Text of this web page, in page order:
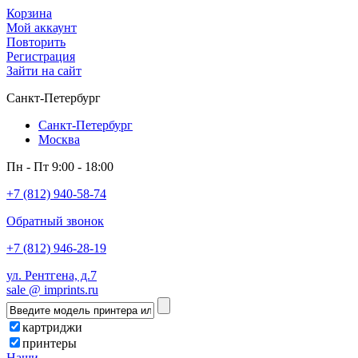
Корзина
Мой аккаунт
Повторить
Регистрация
Зайти на сайт
Санкт-Петербург
Санкт-Петербург
Москва
Пн - Пт 9:00 - 18:00
+7 (812) 940-58-74
Обратный звонок
+7 (812) 946-28-19
ул. Рентгена, д.7
sale @ imprints.ru
картриджи
принтеры